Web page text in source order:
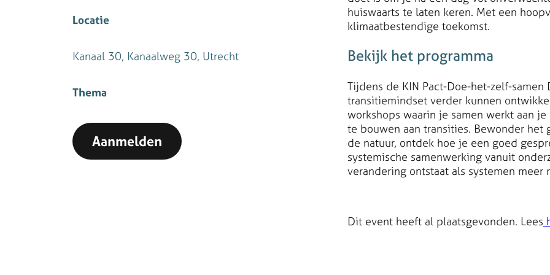
Locatie
Kanaal 30, Kanaalweg 30, Utrecht
Thema
Aanmelden
huiswaarts te laten keren. Met een
klimaatbestendige toekomst.
Bekijk het programma
Tijdens de KIN Pact-Doe-het-zelf-
transitiemindset verder kunnen
workshops waarin je samen werkt aan
te bouwen aan transities. Bewonder
de natuur, ontdek hoe je een goed
systemische samenwerking vanuit
verandering ontstaat als systemen meer
Dit event heeft al plaatsgevonden. Lees